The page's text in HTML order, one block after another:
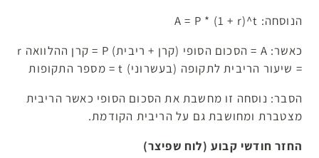
הנוסחה: A = P * (1 + r)^t
כאשר: A = הסכום הסופי (קרן + ריבית) P = קרן ההלוואה r
= שיעור הריבית לתקופה (בעשרוני) t = מספר התקופות
הסבר: נוסחה זו מחשבת את הסכום הסופי כאשר הריבית
מצטברת ומחושבת גם על הריבית הקודמת.
החזר חודשי קבוע (לוח שפיצר)